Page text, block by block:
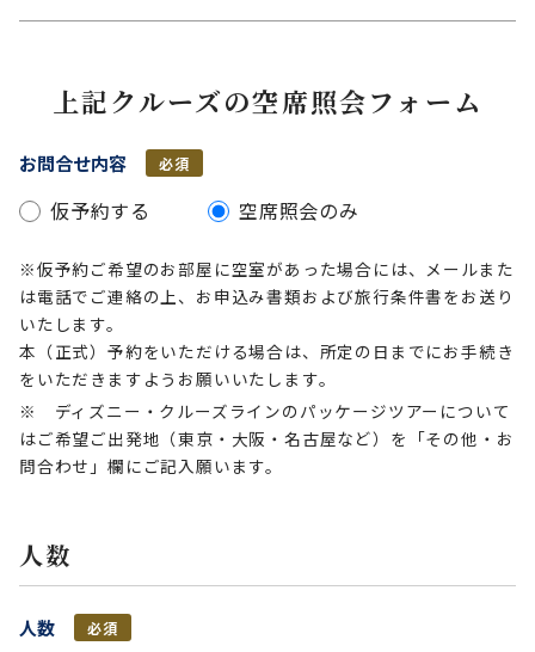
上記クルーズの空席照会フォーム
お問合せ内容 必須
仮予約する 空席照会のみ
※仮予約ご希望のお部屋に空室があった場合には、メールまた
は電話でご連絡の上、お申込み書類および旅行条件書をお送り
いたします。
本（正式）予約をいただける場合は、所定の日までにお手続き
をいただきますようお願いいたします。
※ ディズニー・クルーズラインのパッケージツアーについて
はご希望ご出発地（東京・大阪・名古屋など）を「その他・お
問合わせ」欄にご記入願います。
人数
人数 必須